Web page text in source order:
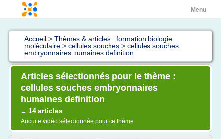
Menu
Accueil > Thèmes & articles : formation biologie
moléculaire > cellules souches > cellules souches
embryonnaires humaines definition
Articles sélectionnés pour le thème :
cellules souches embryonnaires
humaines definition
→ 14 articles
Aucune vidéo sélectionnée pour ce thème